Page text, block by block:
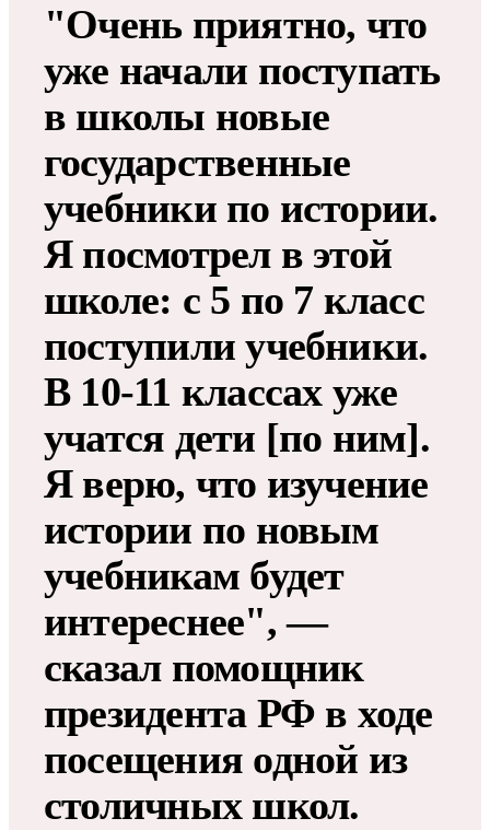
"Очень приятно, что
уже начали поступать
в школы новые
государственные
учебники по истории.
Я посмотрел в этой
школе: с 5 по 7 класс
поступили учебники.
В 10-11 классах уже
учатся дети [по ним].
Я верю, что изучение
истории по новым
учебникам будет
интереснее", —
сказал помощник
президента РФ в ходе
посещения одной из
столичных школ.